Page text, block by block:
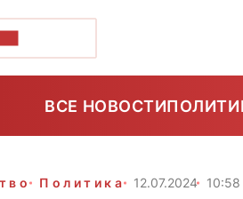
ВСЕ НОВОСТИ
Политика 12.07.2024 10:58